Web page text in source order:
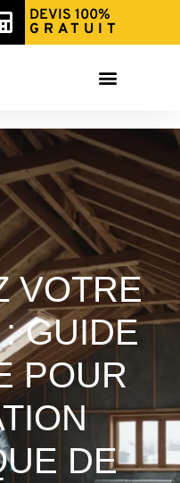
VOTRE
GUIDE
POUR
DE
DEVIS 100%
GRATUIT